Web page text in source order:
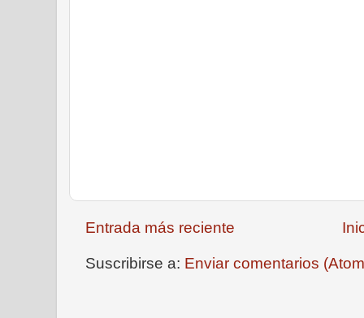
Entrada más reciente
Suscribirse a: Enviar comentarios